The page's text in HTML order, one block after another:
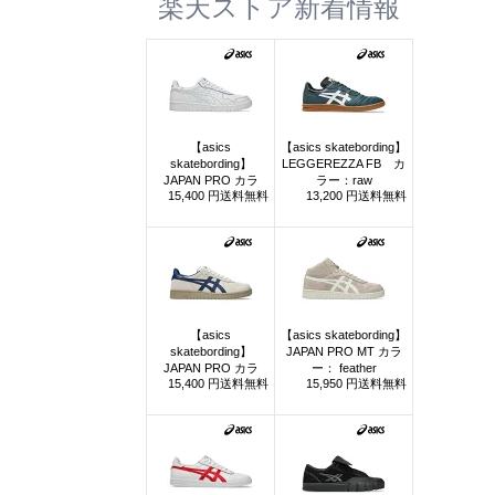
楽天ストア新着情報